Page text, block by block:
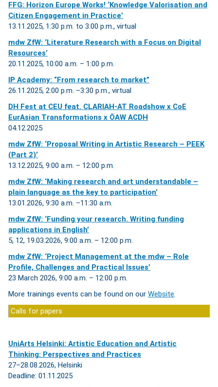
FFG: Horizon Europe Works! ‘Knowledge Valorisation and
Citizen Engagement in Practice’
13.11.2025, 1:30 p.m. to 3:00 p.m., virtual
mdw ZfW: ‘Literature Research with a Focus on Digital
Resources’
20.11.2025, 10:00 a.m. – 1:00 p.m.
IP Academy: “From research to market”
26.11.2025, 2:00 p.m. –3:30 p.m., virtual
DH Fest at CEU feat. CLARIAH-AT Roadshow x CoE
EurAsian Transformations x ÖAW ACDH
04.12.2025
mdw ZfW: ‘Proposal Writing in Artistic Research – PEEK
(Part 2)’
13.12.2025, 9:00 a.m. – 12:00 p.m.
mdw ZfW: ‘Making research and art understandable –
plain language as the key to participation’
13.01.2026, 9:30 a.m. –11:30 a.m.
mdw ZfW: ‘Funding your research. Writing funding
applications in English’
5, 12, 19.03.2026, 9:00 a.m. – 12:00 p.m.
mdw ZfW: ‘Project Management at the mdw – Role
Profile, Challenges and Practical Issues’
23 March 2026, 9:00 a.m. – 12:00 p.m.
More trainings events can be found on our Website.
Calls for papers
UniArts Helsinki: Artistic Education and Artistic
Thinking: Perspectives and Practices
27–28.08.2026, Helsinki
Deadline: 01.11.2025